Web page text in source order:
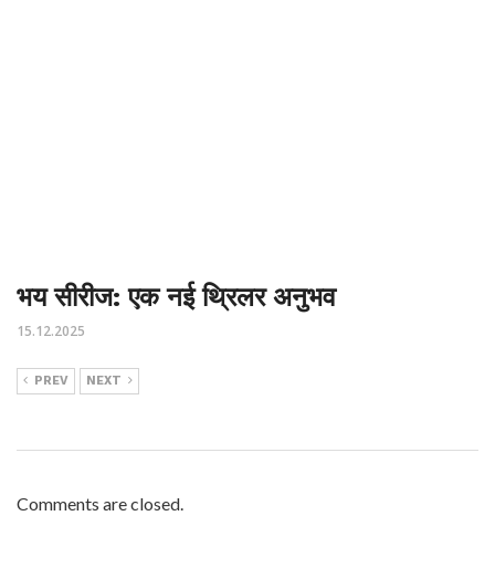
भय सीरीज: एक नई थ्रिलर अनुभव
15.12.2025
PREV NEXT
Comments are closed.